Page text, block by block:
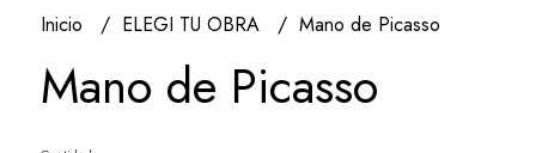
Inicio ELEGI TU OBRA Mano de Picasso
Mano de Picasso